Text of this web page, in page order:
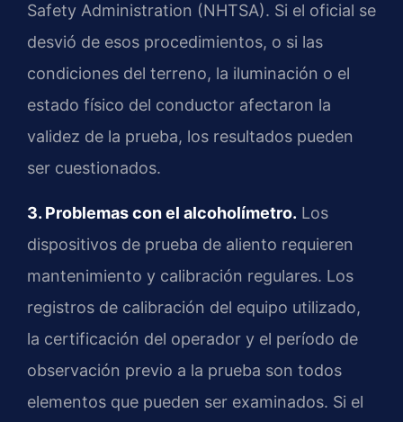
Safety Administration (NHTSA). Si el oficial se
desvió de esos procedimientos, o si las
condiciones del terreno, la iluminación o el
estado físico del conductor afectaron la
validez de la prueba, los resultados pueden
ser cuestionados.
3. Problemas con el alcoholímetro. Los
dispositivos de prueba de aliento requieren
mantenimiento y calibración regulares. Los
registros de calibración del equipo utilizado,
la certificación del operador y el período de
observación previo a la prueba son todos
elementos que pueden ser examinados. Si el